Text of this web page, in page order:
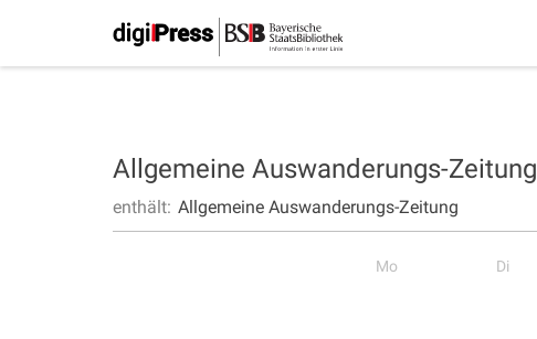
Allgemeine Auswanderungs-Zeitung
enthält: Allgemeine Auswanderungs-Zeitung
Mo Di